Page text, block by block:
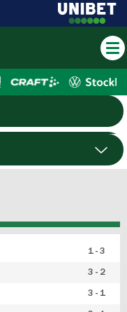
1 - 3
3 - 2
3 - 1